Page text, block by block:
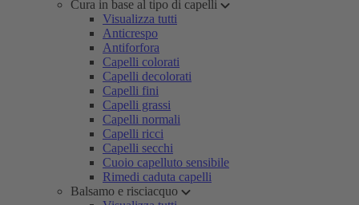
Cura in base al tipo di capelli
Visualizza tutti
Anticrespo
Antiforfora
Capelli colorati
Capelli decolorati
Capelli fini
Capelli grassi
Capelli normali
Capelli ricci
Capelli secchi
Cuoio capelluto sensibile
Rimedi caduta capelli
Balsamo e risciacquo